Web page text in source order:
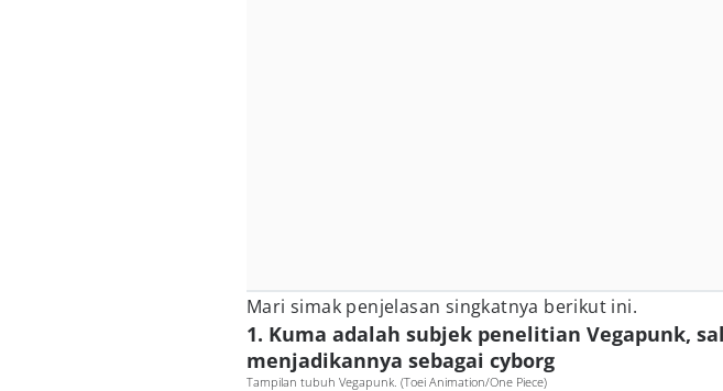
Mari simak penjelasan singkatnya berikut ini.
1. Kuma adalah subjek penelitian Vegapunk,
menjadikannya sebagai cyborg
Tampilan tubuh Vegapunk. (Toei Animation/One Piece)